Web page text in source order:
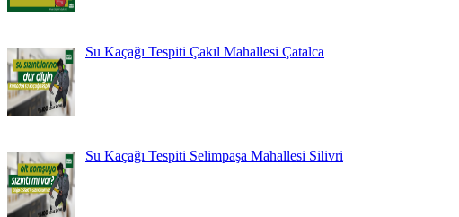
Su Kaçağı Tespiti Çakıl Mahallesi Çatalca
Su Kaçağı Tespiti Selimpaşa Mahallesi Silivri